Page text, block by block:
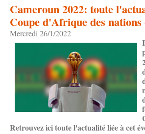
Cameroun 2022: toute
Coupe d'Afrique des
Mercredi 26/1/2022
Retrouvez ici toute l'actualité liée à cet